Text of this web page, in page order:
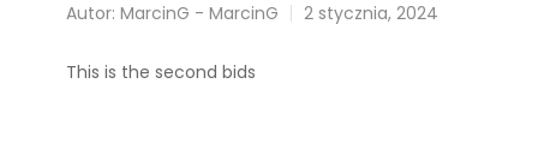
Autor: MarcinG - MarcinG 2 stycznia, 2024
This is the second bids